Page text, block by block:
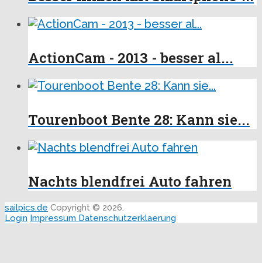
ActionCam - 2013 - besser al...
Tourenboot Bente 28: Kann sie...
Nachts blendfrei Auto fahren
sailpics.de Copyright © 2026.
Login Impressum Datenschutzerklaerung